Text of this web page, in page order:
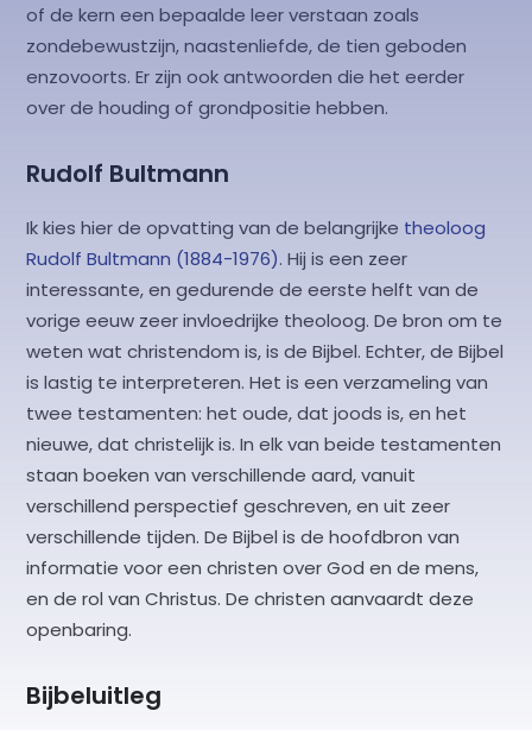
of de kern een bepaalde leer verstaan zoals
zondebewustzijn, naastenliefde, de tien geboden
enzovoorts. Er zijn ook antwoorden die het eerder
over de houding of grondpositie hebben.
Rudolf Bultmann
Ik kies hier de opvatting van de belangrijke theoloog
Rudolf Bultmann (1884-1976). Hij is een zeer
interessante, en gedurende de eerste helft van de
vorige eeuw zeer invloedrijke theoloog. De bron om te
weten wat christendom is, is de Bijbel. Echter, de Bijbel
is lastig te interpreteren. Het is een verzameling van
twee testamenten: het oude, dat joods is, en het
nieuwe, dat christelijk is. In elk van beide testamenten
staan boeken van verschillende aard, vanuit
verschillend perspectief geschreven, en uit zeer
verschillende tijden. De Bijbel is de hoofdbron van
informatie voor een christen over God en de mens,
en de rol van Christus. De christen aanvaardt deze
openbaring.
Bijbeluitleg